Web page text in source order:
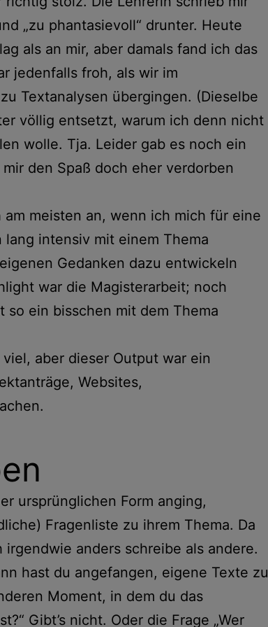
„zu phantasievoll“ drunter. Heute
als an mir, aber damals fand ich das
jedenfalls froh, als wir im
Textanalysen übergingen. (Dieselbe
völlig entsetzt, warum ich denn nicht
wolle. Tja. Leider gab es noch ein
den Spaß doch eher verdorben
meisten an, wenn ich mich für eine
lang intensiv mit einem Thema
Gedanken dazu entwickeln
war die Magisterarbeit; noch
so ein bisschen mit dem Thema
aber dieser Output war ein
Websites,
ursprünglichen Form anging,
Fragenliste zu ihrem Thema. Da
anders schreibe als andere.
hast du angefangen, eigene Texte zu
Moment, in dem du das
Gibt’s nicht. Oder die Frage „Wer